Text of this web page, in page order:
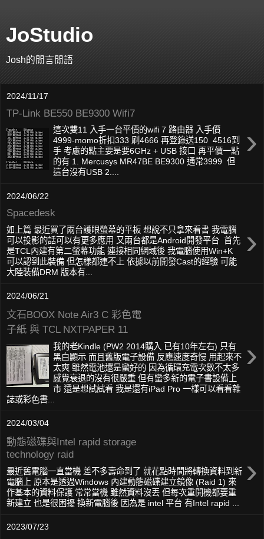
JoStudio
Josh的閒言閒語
2024/11/17
TP-Link BE550 BE9300 Wifi7
›
這次雙11 入手一台平價的wifi 7 路由器 入手價
4999-momo折扣333 刷4666 再登錄送150 4516到
手 考慮的點主要是要6GHz + USB 接口 再平價一點
的有 1. Mercusys MR47BE BE9300 通常3999 但
這台沒有USB 2....
2024/06/22
Spacedesk
›
如上篇 最近買了兩台護眼螢幕的平板 想說不只拿來看書 我電腦
可以投影的話可以有更多應用 又兩台都是Android開發平台 首先
是TCL內建有第二螢幕功能 連接相同網域後 我電腦使用Win+K
可以認到此裝備 但怎樣都連不上 依據以前開發Cast的經驗 可能
大陸裝備DRM 版本有...
2024/06/21
文石BOOX Note Air3 C 彩色電
子紙 與 TCL NXTPAPER 11
›
我的老Kindle (PW2 2014購入 已有10年左右) 只有
黑白顯示 而且舊版電子設備 反應速度奇慢 用起來不
太爽 雖然電池還是蠻好的 因為循環充電次數不太多
感覺衰退的沒有很嚴重 但有蠻多新的電子書設備上
市 還是想試試看 我是還有iPad Pro 一樣可以看看雜
誌或彩色書...
2024/03/04
動態磁碟與Intel rapid storage
technology raid
›
最近舊電腦一直當機 差不多壽命到了 就花點時間將轉換資料到新
電腦上 原本是透過Windows 內建動態磁碟建立鏡像 (Raid 1) 來
作基本的資料保護 常常當機 雖然資料沒丟 但每次重開機都要重
新建立 也是很困擾 換新電腦後 因為是 intel 平台 有Intel rapid ...
2023/07/23